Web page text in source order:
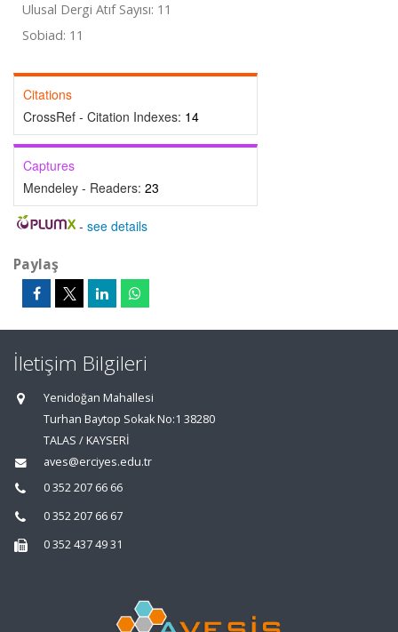
Ulusal Dergi Atıf Sayısı: 11
Sobiad: 11
Citations
CrossRef - Citation Indexes: 14
Captures
Mendeley - Readers: 23
- see details
Paylaş
İletişim Bilgileri
Yenidoğan Mahallesi
Turhan Baytop Sokak No:1 38280
TALAS / KAYSERİ
aves@erciyes.edu.tr
0 352 207 66 66
0 352 207 66 67
0 352 437 49 31